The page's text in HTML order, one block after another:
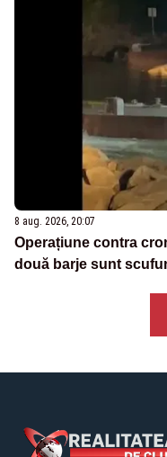
8 aug. 2026, 20:07
Operațiune contra
două barje sunt